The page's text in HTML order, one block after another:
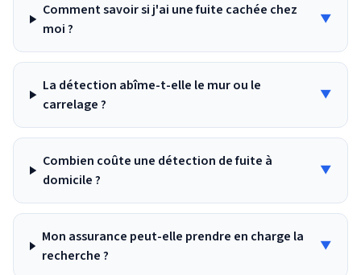
Comment savoir si j'ai une fuite cachée chez
moi ?
▼
La détection abîme-t-elle le mur ou le
carrelage ?
▼
Combien coûte une détection de fuite à
domicile ?
▼
Mon assurance peut-elle prendre en charge la
recherche ?
▼